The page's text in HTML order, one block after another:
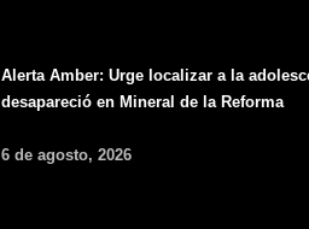
Alerta Amber: Urge localizar a la
desapareció en Mineral de la Reforma
6 de agosto, 2026